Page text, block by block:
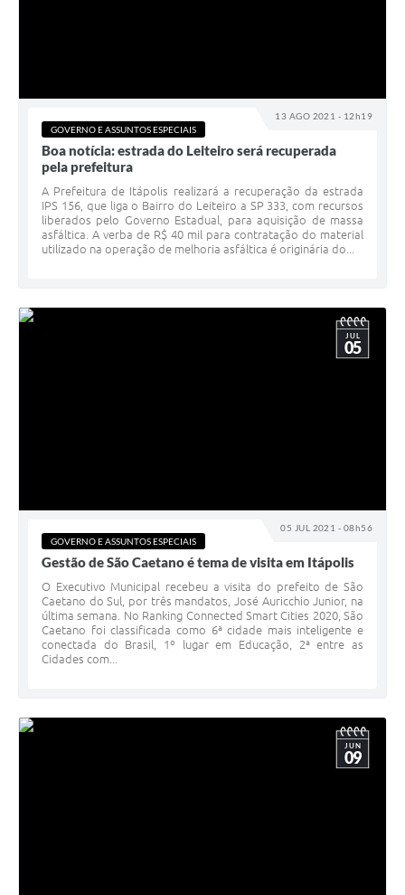
13 AGO 2021 - 12h19
GOVERNO E ASSUNTOS ESPECIAIS
Boa notícia: estrada do Leiteiro será recuperada
pela prefeitura
A Prefeitura de Itápolis realizará a recuperação da estrada
IPS 156, que liga o Bairro do Leiteiro a SP 333, com recursos
liberados pelo Governo Estadual, para aquisição de massa
asfáltica. A verba de R$ 40 mil para contratação do material
utilizado na operação de melhoria asfáltica é originária do...
05 JUL 2021 - 08h56
JUL
05
GOVERNO E ASSUNTOS ESPECIAIS
Gestão de São Caetano é tema de visita em Itápolis
O Executivo Municipal recebeu a visita do prefeito de São
Caetano do Sul, por três mandatos, José Auricchio Junior, na
última semana. No Ranking Connected Smart Cities 2020, São
Caetano foi classificada como 6ª cidade mais inteligente e
conectada do Brasil, 1º lugar em Educação, 2ª entre as
Cidades com...
JUN
09